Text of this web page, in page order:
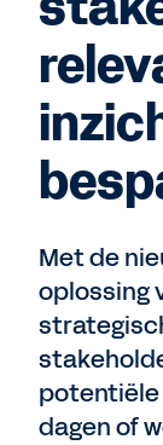
Met de
oplossing
potentiële
dagen of